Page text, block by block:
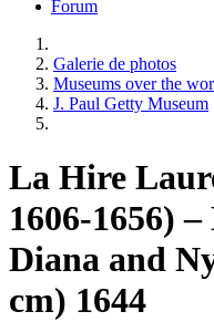
Forum
Galerie de photos
Museums over the
J. Paul Getty Museum
La Hire
1606-1656)
Diana and
cm) 1644